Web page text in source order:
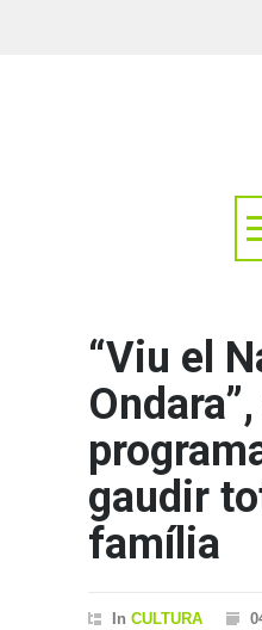
“Viu el
gaudir
família
In CULTURA